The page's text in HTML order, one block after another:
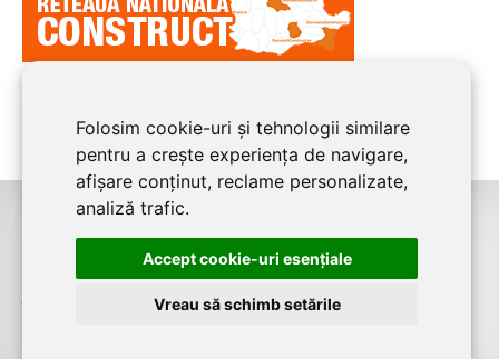
Folosim cookie-uri și tehnologii similare
pentru a crește experiența de navigare,
afișare conținut, reclame personalizate,
analiză trafic.
Accept cookie-uri esenţiale
Vreau să schimb setările
CLUJ CONSTRUCTeste un serviciu de promovare online pentru
firme. Proiect digital dezvoltat deLIVE COMMUNICATIONS SRL
J12/4191/2006, RO19492087